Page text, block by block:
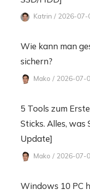
Katrin / 2026-07-
Wie kann man
sichern?
Mako / 2026-07-
5 Tools zum
Sticks. Alles, was
Update]
Mako / 2026-07-
Windows 10 PC